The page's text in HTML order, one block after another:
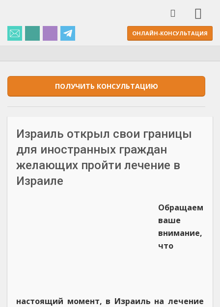
ОНЛАЙН-КОНСУЛЬТАЦИЯ
ПОЛУЧИТЬ КОНСУЛЬТАЦИЮ
Израиль открыл свои границы
для иностранных граждан
желающих пройти лечение в
Израиле
Обращаем
ваше
внимание,
что
настоящий момент, в Израиль на лечение